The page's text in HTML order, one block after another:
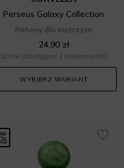
Perseus Galaxy Collection
Perfumy dla mężczyzn
24,90 zł
10 ml (dostępne 2 pojemności)
WYBIERZ WARIANT